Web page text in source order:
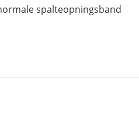
spalteopningsband